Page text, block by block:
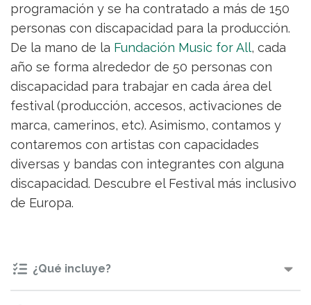
¿Qué incluye?
programación y se ha contratado a más de 150
personas con discapacidad para la producción.
De la mano de la Fundación Music for All, cada
año se forma alrededor de 50 personas con
discapacidad para trabajar en cada área del
festival (producción, accesos, activaciones de
marca, camerinos, etc). Asimismo, contamos y
contaremos con artistas con capacidades
diversas y bandas con integrantes con alguna
discapacidad. Descubre el Festival más inclusivo
de Europa.